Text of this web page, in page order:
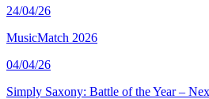
24/04/26
MusicMatch 2026
04/04/26
Simply Saxony: Battle of the Year –